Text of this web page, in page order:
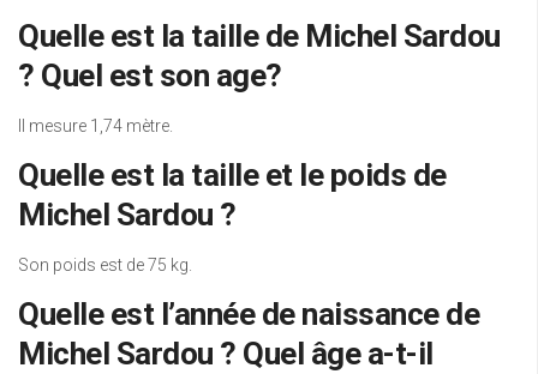
Quelle est la taille de Michel Sardou
? Quel est son age?
Il mesure 1,74 mètre.
Quelle est la taille et le poids de
Michel Sardou ?
Son poids est de 75 kg.
Quelle est l’année de naissance de
Michel Sardou ? Quel âge a-t-il